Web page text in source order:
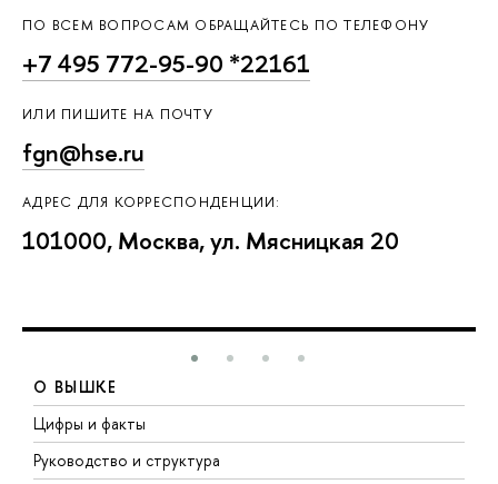
ПО ВСЕМ ВОПРОСАМ ОБРАЩАЙТЕСЬ ПО ТЕЛЕФОНУ
+7 495 772-95-90 *22161
ИЛИ ПИШИТЕ НА ПОЧТУ
fgn@hse.ru
АДРЕС ДЛЯ КОРРЕСПОНДЕНЦИИ:
101000, Москва, ул. Мясницкая 20
О ВЫШКЕ
Цифры и факты
Руководство и структура